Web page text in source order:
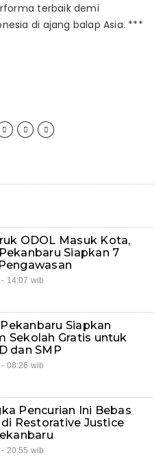
terbaik demi
di ajang balap Asia. ***
  
ODOL Masuk Kota,
Siapkan 7
14:07 wib
Siapkan
Sekolah Gratis untuk
dan SMP
08:26 wib
Pencurian Ini Bebas
Restorative Justice
20:55 wib